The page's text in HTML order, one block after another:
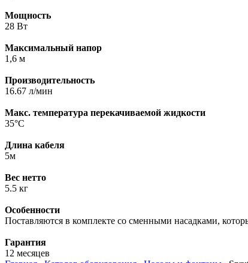
Мощность
28 Вт
Максимальный напор
1,6 м
Производительность
16.67 л/мин
Макс. температура перекачиваемой жидкости
35°С
Длина кабеля
5м
Вес нетто
5.5 кг
Особенности
Поставляются в комплекте со сменными насадками,
Гарантия
12 месяцев